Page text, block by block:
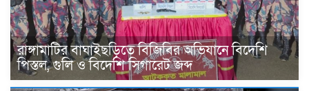
রাঙ্গামাটির বাঘাইছড়িতে বিজিবির অভিযানে বিদেশি
পিস্তল, গুলি ও বিদেশি সিগারেট জব্দ